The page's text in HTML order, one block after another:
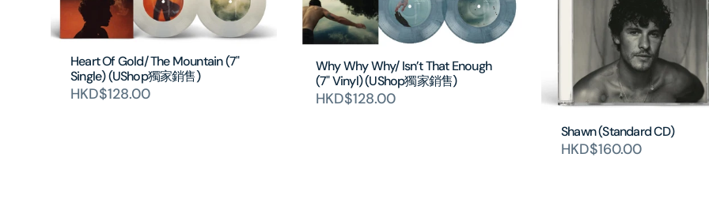
Heart Of Gold/ The Mountain (7"
Single) (UShop獨家銷售)
HKD$128.00
Why Why Why/ Isn’t That Enough
(7" Vinyl) (UShop獨家銷售)
HKD$128.00
Shawn (Standard CD)
HKD$160.00